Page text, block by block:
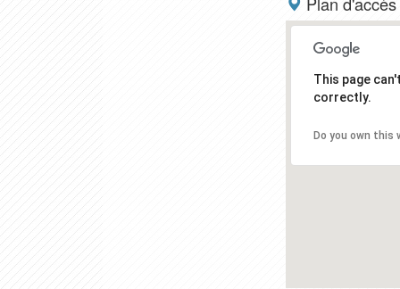
This page
correctly.
Do you own this